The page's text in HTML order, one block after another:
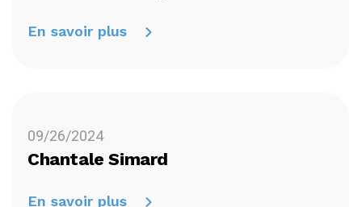
En savoir plus
09/26/2024
Chantale Simard
En savoir plus